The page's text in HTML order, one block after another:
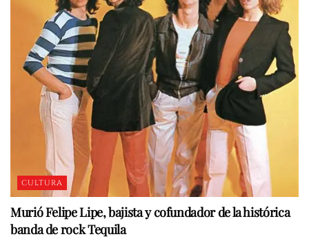
CULTURA
Murió Felipe Lipe, bajista y cofundador de la histórica
banda de rock Tequila